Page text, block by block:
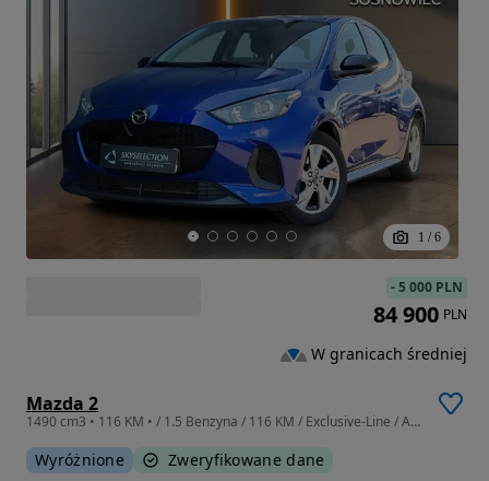
1 / 6
Mazda 2
1490 cm3 • 116 KM • / 1.5 Benzyna / 116 KM / Exclusive-Line / Automatyczna / Serwisowany
Wyróżnione Zweryfikowane dane
-5 000 PLN
84 900 PLN
W granicach średniej